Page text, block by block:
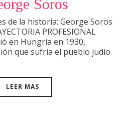
Soros
de la historia: George Soros
PROFESIONAL
en Hungría en 1930,
que sufría el pueblo judío
LEER MAS